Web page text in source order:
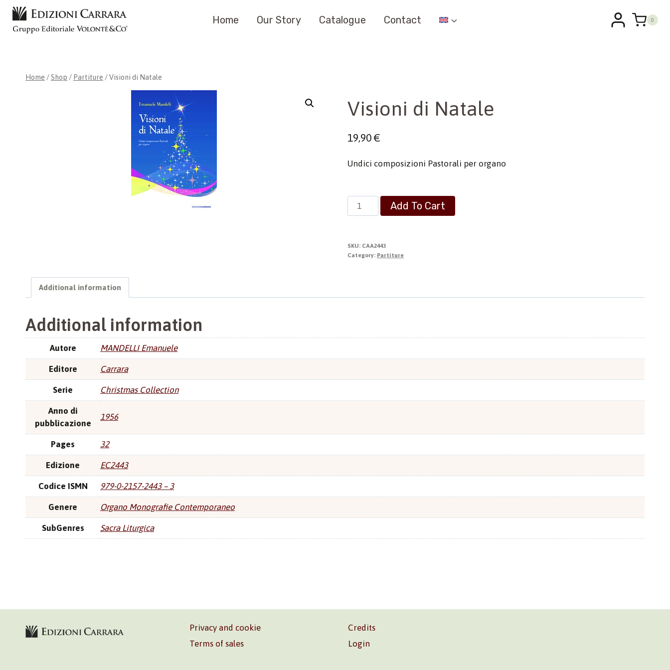
Skip
content
Home Our Story Catalogue Contact 0
Home / Shop / Partiture /Visioni di Natale
Visioni di Natale
19,90€
Undici composizioni Pastorali per organo
Visioni
di
quantity
Add To Cart
SKU: CAA2443
Category: Partiture
Additional information
Additional information
Autore MANDELLI Emanuele
Editore Carrara
Serie Christmas Collection
Anno di
pubblicazione
1956
Pages 32
Edizione EC2443
Codice ISMN 979-0-2157-2443 – 3
Genere Organo Monografie Contemporaneo
SubGenres Sacra Liturgica
Privacy and cookie
Terms of sales
Credits
Login